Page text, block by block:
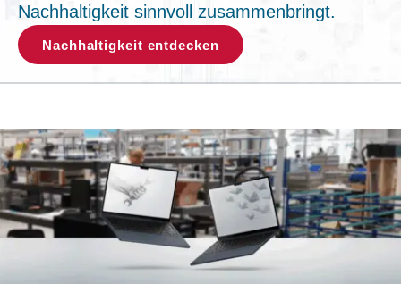
Nachhaltigkeit sinnvoll zusammenbringt.
Nachhaltigkeit entdecken